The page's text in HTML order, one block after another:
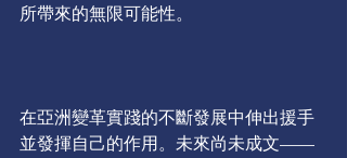
所帶來的無限可能性。
在亞洲變革實踐的不斷發展中伸出援手
並發揮自己的作用。未來尚未成文——